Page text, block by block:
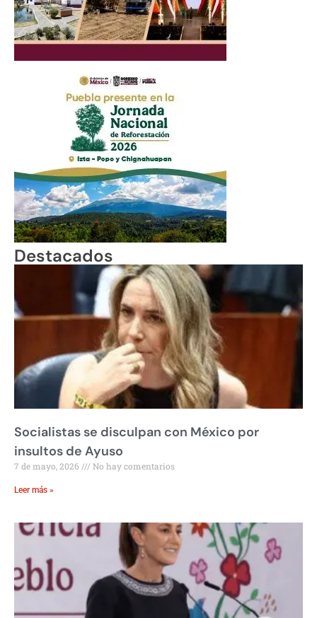
Destacados
Socialistas se disculpan con México por
insultos de Ayuso
7 de mayo, 2026 No hay comentarios
Leer más »